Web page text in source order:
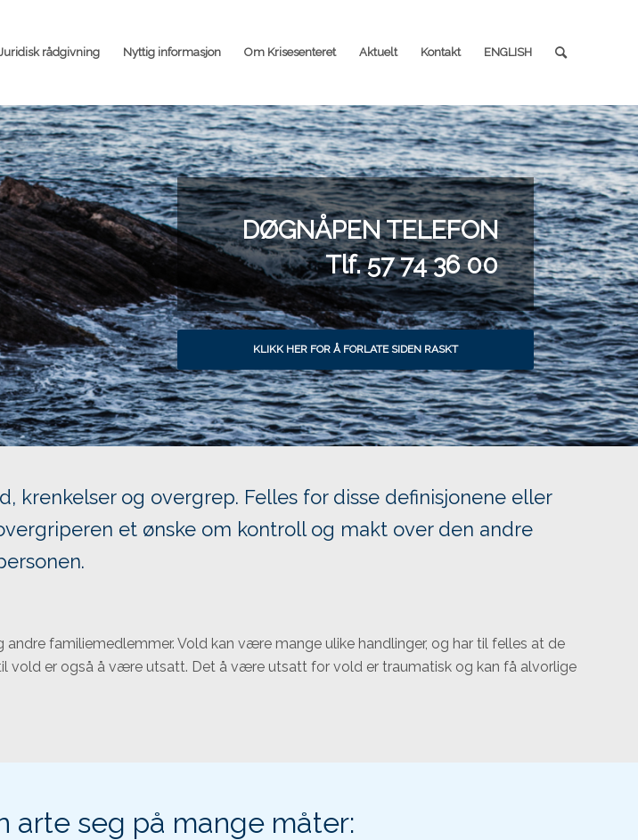
rådgivning Nyttig informasjon Om Krisesenteret Aktuelt Kontakt ENGLISH
DØGNÅPEN TELEFON
Tlf. 57 74 36 00
KLIKK HER FOR Å FORLATE SIDEN RASKT
krenkelser og overgrep. Felles for disse definisjonene eller
et ønske om kontroll og makt over den andre
familiemedlemmer. Vold kan være mange ulike handlinger, og har til felles at de
vold er også å være utsatt. Det å være utsatt for vold er traumatisk og kan få alvorlige
arte seg på mange måter: